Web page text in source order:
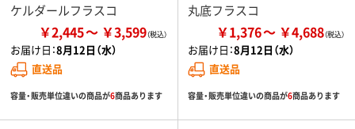
ケルダールフラスコ
￥2,445 ￥3,599
お届け日：8月12日（水）
直送品
容量・販売単位違いの商品が6商品あります
丸底フラスコ
￥1,376 ￥4,688
お届け日：8月12日（水）
直送品
容量・販売単位違いの商品が6商品あります